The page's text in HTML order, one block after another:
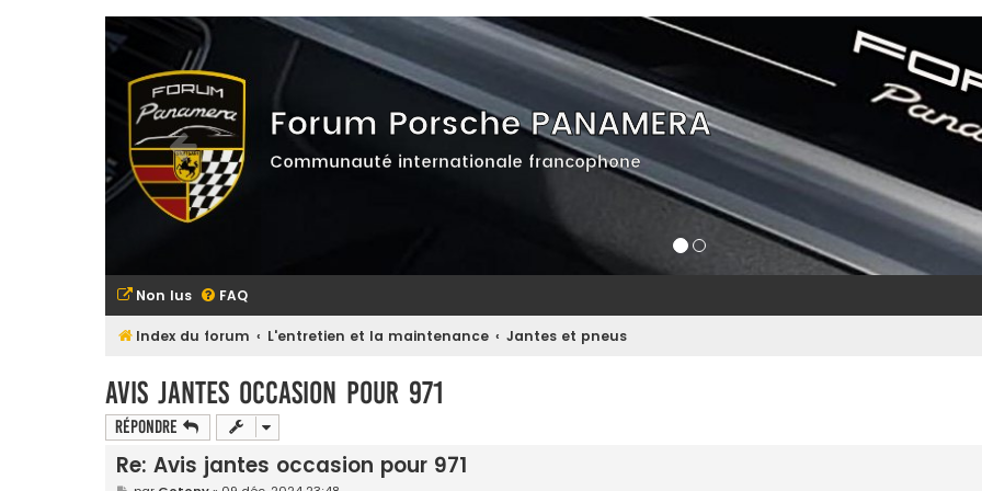
Forum Porsche PANAMERA
Communauté internationale francophone
Non lus FAQ
Index du forum L'entretien et la maintenance Jantes et pneus
Avis jantes occasion pour 971
Répondre
Re: Avis jantes occasion pour 971